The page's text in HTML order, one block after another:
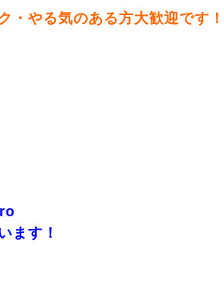
・やる気のある方大歓迎です！
ます！